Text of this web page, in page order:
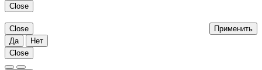
Close
Применить
Close
Да
Нет
Close